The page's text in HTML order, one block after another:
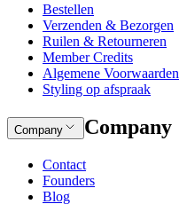
Bestellen
Verzenden & Bezorgen
Ruilen & Retourneren
Member Credits
Algemene Voorwaarden
Styling op afspraak
Company Company
Contact
Founders
Blog